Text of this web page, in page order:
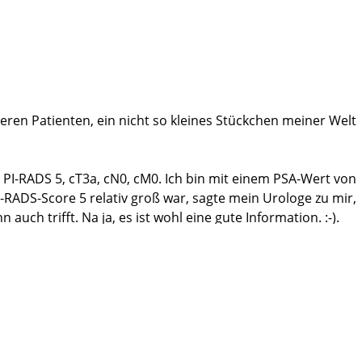
Patienten, ein nicht so kleines Stückchen meiner Welt
5, cT3a, cN0, cM0. Ich bin mit einem PSA-Wert von
Score 5 relativ groß war, sagte mein Urologe zu mir,
auch trifft. Na ja, es ist wohl eine gute Information. :-).
Stanzung kribriförmige(?) Zellen sichtbar, was
Haese, mein Operateur, war abends vorher noch zu